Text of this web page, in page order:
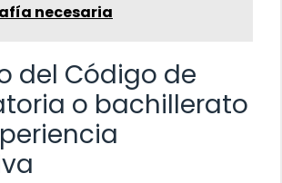
necesaria
del Código de
o bachillerato